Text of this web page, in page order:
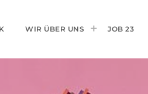
WIR ÜBER UNS JOB 23